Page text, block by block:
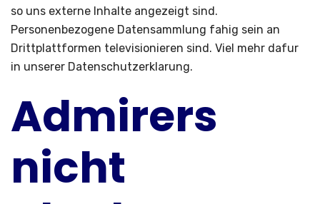
so uns externe Inhalte angezeigt sind.
Personenbezogene Datensammlung fahig sein an
Drittplattformen televisionieren sind. Viel mehr dafur
in unserer Datenschutzerklarung.
Admirers
nicht